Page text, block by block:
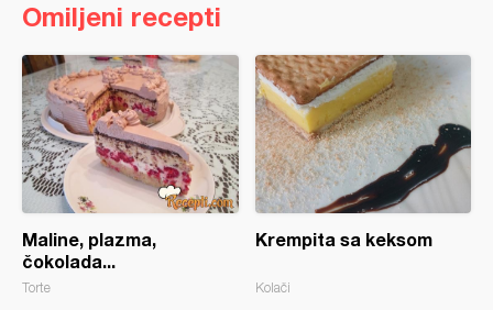
Omiljeni recepti
Maline, plazma,
čokolada...
Torte
Krempita sa keksom
Kolači